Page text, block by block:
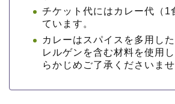
チケット代にはカレー代（1
ています。
カレーはスパイスを多用し
レルゲンを含む材料を使用
らかじめご了承くださいませ